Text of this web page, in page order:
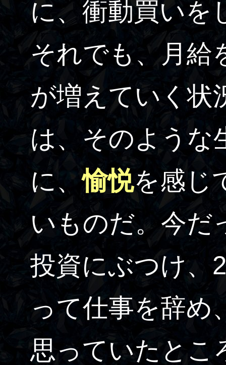
に、衝動買いを
それでも、月給
が増えていく状
は、そのような
に、愉悦を感じ
いものだ。今だ
投資にぶつけ、
って仕事を辞め
思っていたと